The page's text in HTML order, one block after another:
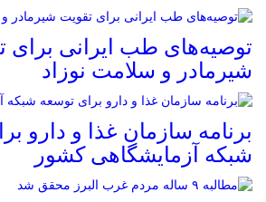
توصیه‌های طب ایرانی برای
شیرمادر و سلامت نوزاد
برنامه سازمان غذا و دارو
شبکه آزمایشگاهی کشور